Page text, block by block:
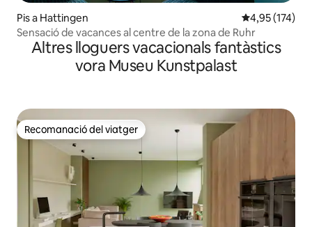
Pis a Hattingen 4,95 de
4,95 (174)
Sensació de vacances al centre de la zona de Ruhr
Altres lloguers vacacionals fantàstics
vora Museu Kunstpalast
Recomanació del viatger
Recomanació del viatger